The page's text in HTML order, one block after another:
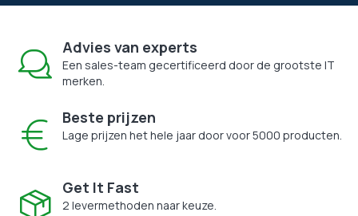
Advies van experts
Een sales-team gecertificeerd door de grootste IT
merken.
Beste prijzen
Lage prijzen het hele jaar door voor 5000 producten.
Get It Fast
2 levermethoden naar keuze.